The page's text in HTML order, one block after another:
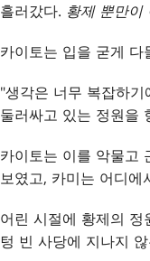
흘러갔다. 황제 뿐만이
카이토는 입을 굳게
"생각은 너무 복잡하
둘러싸고 있는 정원을
카이토는 이를 악물고
보였고, 카미는 어디에
어린 시절에 황제의
텅 빈 사당에 지나지